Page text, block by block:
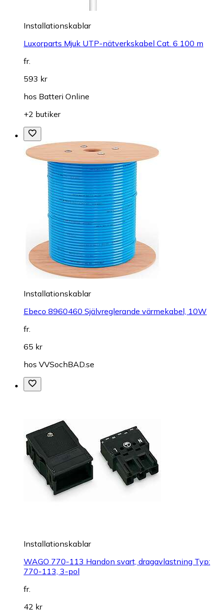
Installationskablar
Luxorparts Mjuk UTP-nätverkskabel Cat. 6 100 m
fr.
593 kr
hos Batteri Online
+2 butiker
Installationskablar
Ebeco 8960460 Självreglerande värmekabel, 10W
fr.
65 kr
hos VVSochBAD.se
Installationskablar
WAGO 770-113 Handon svart, dragavlastning Typ:
770-113, 3-pol
fr.
42 kr